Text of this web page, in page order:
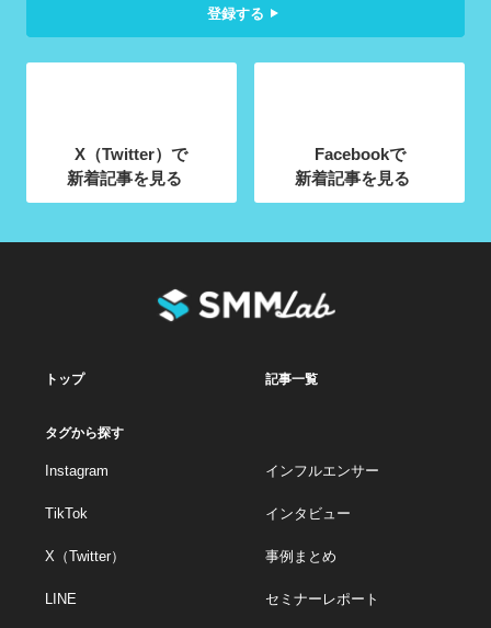
登録する
X（Twitter）で
新着記事を見る
Facebookで
新着記事を見る
トップ 記事一覧
タグから探す
Instagram
TikTok
X（Twitter）
LINE
インフルエンサー
インタビュー
事例まとめ
セミナーレポート